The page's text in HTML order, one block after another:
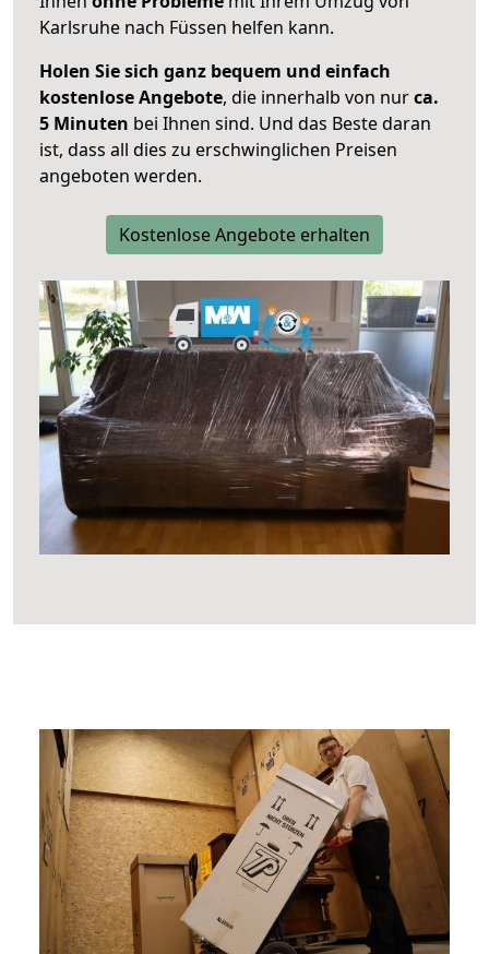
Karlsruhe nach Füssen helfen kann.
Holen Sie sich ganz bequem und einfach
kostenlose Angebote, die innerhalb von nurca.
5 Minuten bei Ihnen sind. Und das Beste daran
ist, dass all dies zu erschwinglichen Preisen
angeboten werden.
Kostenlose Angebote erhalten